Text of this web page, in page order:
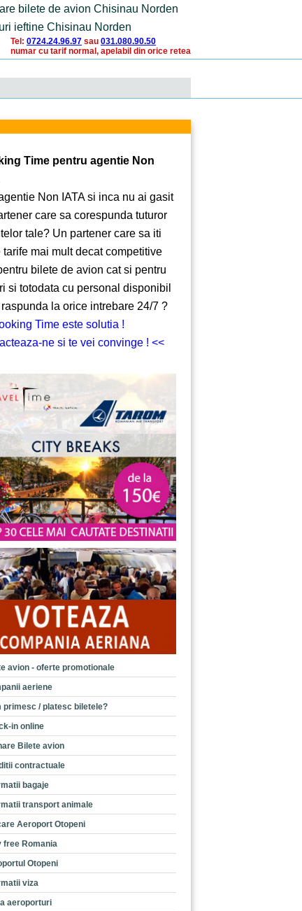
bilete de avion Chisinau Norden
ieftine Chisinau Norden
Tel: 0724.24.96.97 sau 031.080.90.50
numar cu tarif normal, apelabil din orice retea
Time pentru agentie Non
Non IATA si inca nu ai gasit
care sa corespunda tuturor
tale? Un partener care sa iti
tarife mai mult decat competitive
bilete de avion cat si pentru
si totodata cu personal disponibil
la orice intrebare 24/7 ?
Time este solutia !
ne si te vei convinge ! <<
avion - oferte promotionale
aeriene
primesc / platesc biletele?
in online
Bilete avion
contractuale
bagaje
transport animale
Aeroport Otopeni
free Romania
Otopeni
viza
aeroporturi